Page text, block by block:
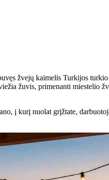
žvejų kaimelis Turkijos
žuvis, primenanti miestelio
į kurį nuolat grįžtate,